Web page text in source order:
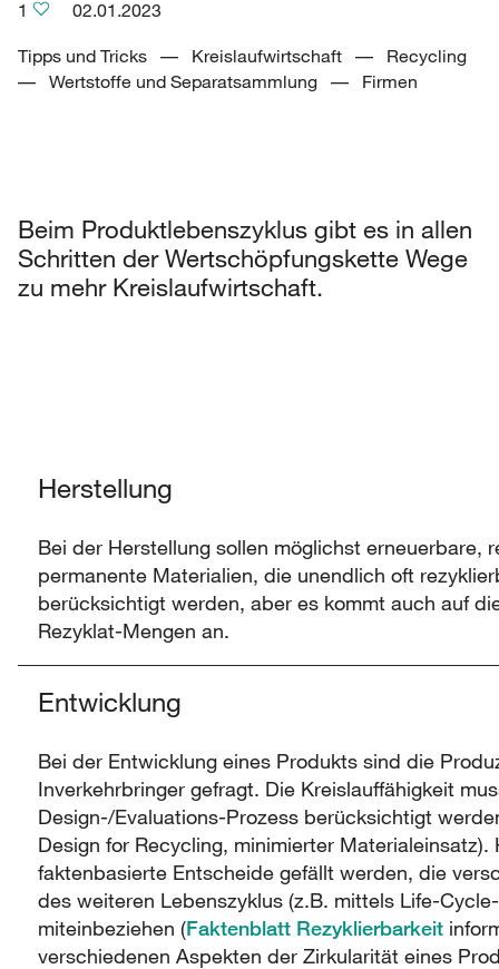
1 02.01.2023
Tipps und Tricks –– Kreislaufwirtschaft –– Recycling
–– Wertstoffe und Separatsammlung –– Firmen
Beim Produktlebenszyklus gibt es in allen
Schritten der Wertschöpfungskette Wege
zu mehr Kreislaufwirtschaft.
Herstellung
Bei der Herstellung sollen möglichst erneuerbare,
permanente Materialien, die unendlich oft
berücksichtigt werden, aber es kommt auch auf
Rezyklat-Mengen an.
Entwicklung
Bei der Entwicklung eines Produkts sind die
Inverkehrbringer gefragt. Die Kreislauffähigkeit
Design-/Evaluations-Prozess berücksichtigt
Design for Recycling, minimierter Materialeinsatz).
faktenbasierte Entscheide gefällt werden, die
des weiteren Lebenszyklus (z.B. mittels Life-
miteinbeziehen (Faktenblatt Rezyklierbarkeit
verschiedenen Aspekten der Zirkularität eines